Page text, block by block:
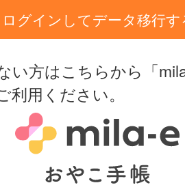
ログインしてデータ移行す
い方はこちらから「
利用ください。